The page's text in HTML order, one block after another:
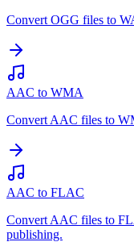
Convert OGG files to
AAC to WMA
Convert AAC files to
AAC to FLAC
Convert AAC files to
publishing.